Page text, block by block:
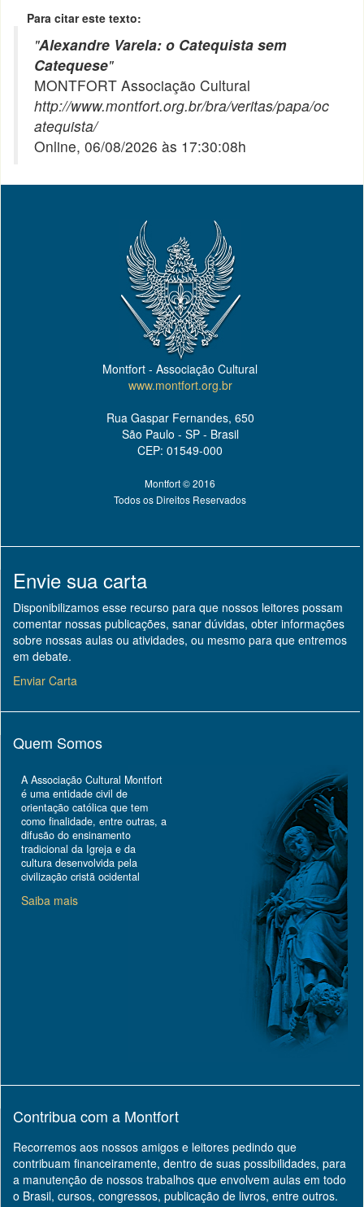
Para citar este texto:
"Alexandre Varela: o Catequista sem
Catequese"
MONTFORT Associação Cultural
http://www.montfort.org.br/bra/veritas/papa/oc
atequista/
Online, 06/08/2026 às 17:30:08h
Montfort - Associação Cultural
www.montfort.org.br
Rua Gaspar Fernandes, 650
São Paulo - SP - Brasil
CEP: 01549-000
Montfort © 2016
Todos os Direitos Reservados
Envie sua carta
Disponibilizamos esse recurso para que nossos leitores possam
comentar nossas publicações, sanar dúvidas, obter informações
sobre nossas aulas ou atividades, ou mesmo para que entremos
em debate.
Enviar Carta
Quem Somos
A Associação Cultural Montfort
é uma entidade civil de
orientação católica que tem
como finalidade, entre outras, a
difusão do ensinamento
tradicional da Igreja e da
cultura desenvolvida pela
civilização cristã ocidental
Saiba mais
Contribua com a Montfort
Recorremos aos nossos amigos e leitores pedindo que
contribuam financeiramente, dentro de suas possibilidades, para
a manutenção de nossos trabalhos que envolvem aulas em todo
o Brasil, cursos, congressos, publicação de livros, entre outros.